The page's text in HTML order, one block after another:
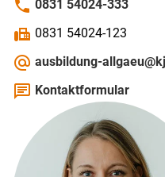
phone 0831 54024-333
fax 0831 54024-123
alternate_email ausbildung-
chat Kontaktformular